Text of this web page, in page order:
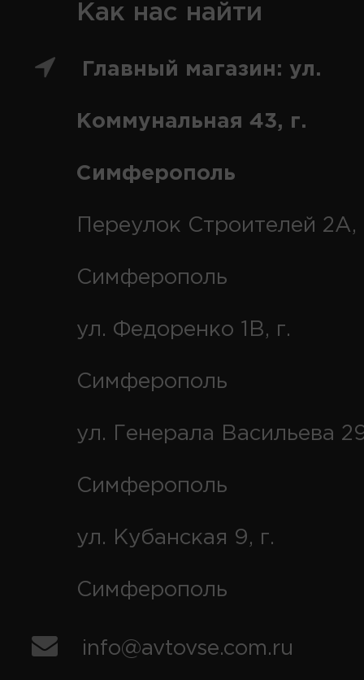
Как нас найти
Главный магазин: ул.
Коммунальная 43, г.
Симферополь
Переулок Строителей 2А,
Симферополь
ул. Федоренко 1В, г.
Симферополь
ул. Генерала Васильева
Симферополь
ул. Кубанская 9, г.
Симферополь
info@avtovse.com.ru